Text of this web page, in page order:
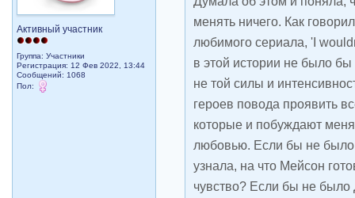
Активный участник
Группа: Участники
Регистрация: 12 Фев 2022, 13:44
Сообщений: 1068
Пол:
менять ничего. Как
любимого сериала, 'I
в этой истории не было
не той силы и
героев повода проявить
которые и побуждают
любовью. Если бы не
узнала, на что Мейсон
чувство? Если бы не